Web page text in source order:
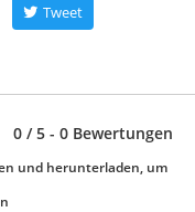
Tweet
0 / 5 - 0 Bewertungen
und herunterladen, um